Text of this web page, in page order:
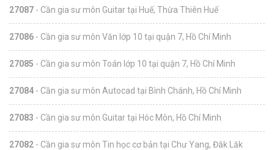
27087 - Cần gia sư môn Guitar tại Huế, Thừa Thiên Huế
27086 - Cần gia sư môn Văn lớp 10 tại quận 7, Hồ Chí Minh
27085 - Cần gia sư môn Toán lớp 10 tại quận 7, Hồ Chí Minh
27084 - Cần gia sư môn Autocad tại Bình Chánh, Hồ Chí Minh
27083 - Cần gia sư môn Guitar tại Hóc Môn, Hồ Chí Minh
27082 - Cần gia sư môn Tin học cơ bản tại Chư Yang, Đăk Lăk